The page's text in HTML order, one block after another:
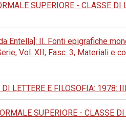
SUPERIORE - CLASSE
II. Fonti epigrafiche
Vol. XII, Fasc. 3, Materiali
LETTERE E FILOSOFIA: 1978:
SUPERIORE - CLASSE